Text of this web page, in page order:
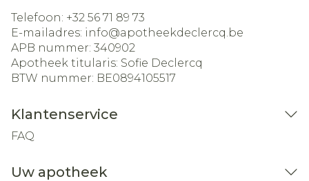
Telefoon: +32 56 71 89 73
E-mailadres: info@apotheekdeclercq.be
APB nummer: 340902
Apotheek titularis: Sofie Declercq
BTW nummer: BE0894105517
Klantenservice
FAQ
Uw apotheek